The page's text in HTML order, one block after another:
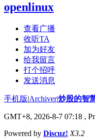
openlinux
查看广播
收听TA
加为好友
给我留言
打个招呼
发送消息
手机版|Archiver|炒股的智
GMT+8, 2026-8-7 07:18 ,
Powered by Discuz! X3.2